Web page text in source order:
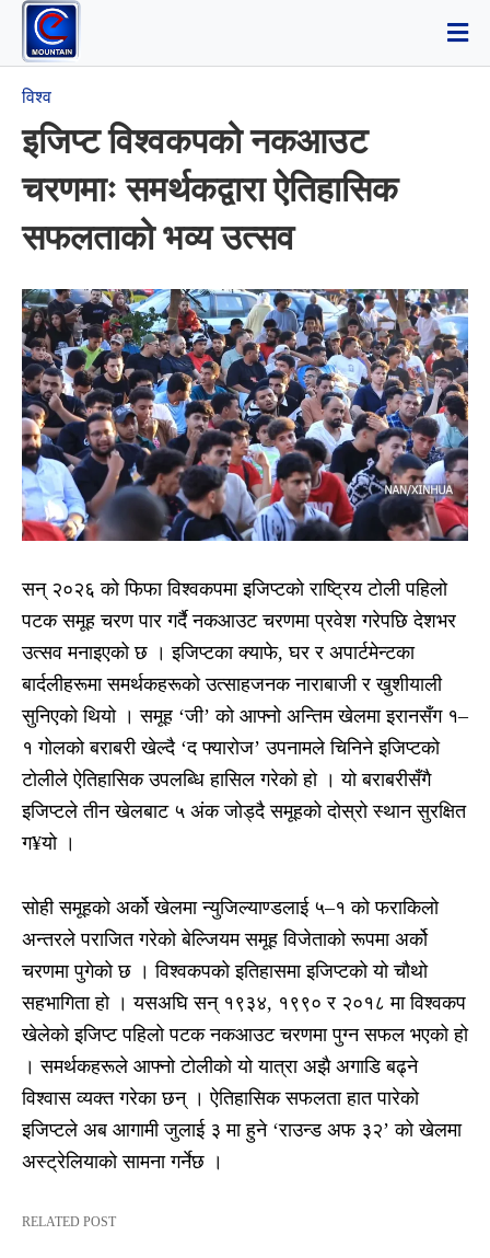
विश्व
इजिप्ट विश्वकपको नकआउट
चरणमाः समर्थकद्वारा ऐतिहासिक
सफलताको भव्य उत्सव
सन् २०२६ को फिफा विश्वकपमा इजिप्टको राष्ट्रिय टोली पहिलो
पटक समूह चरण पार गर्दै नकआउट चरणमा प्रवेश गरेपछि देशभर
उत्सव मनाइएको छ । इजिप्टका क्याफे, घर र अपार्टमेन्टका
बार्दलीहरूमा समर्थकहरूको उत्साहजनक नाराबाजी र खुशीयाली
सुनिएको थियो । समूह ‘जी’ को आफ्नो अन्तिम खेलमा इरानसँग १–
१ गोलको बराबरी खेल्दै ‘द फ्यारोज’ उपनामले चिनिने इजिप्टको
टोलीले ऐतिहासिक उपलब्धि हासिल गरेको हो । यो बराबरीसँगै
इजिप्टले तीन खेलबाट ५ अंक जोड्दै समूहको दोस्रो स्थान सुरक्षित
ग¥यो ।
सोही समूहको अर्को खेलमा न्युजिल्याण्डलाई ५–१ को फराकिलो
अन्तरले पराजित गरेको बेल्जियम समूह विजेताको रूपमा अर्को
चरणमा पुगेको छ । विश्वकपको इतिहासमा इजिप्टको यो चौथो
सहभागिता हो । यसअघि सन् १९३४, १९९० र २०१८ मा विश्वकप
खेलेको इजिप्ट पहिलो पटक नकआउट चरणमा पुग्न सफल भएको हो
। समर्थकहरूले आफ्नो टोलीको यो यात्रा अझै अगाडि बढ्ने
विश्वास व्यक्त गरेका छन् । ऐतिहासिक सफलता हात पारेको
इजिप्टले अब आगामी जुलाई ३ मा हुने ‘राउन्ड अफ ३२’ को खेलमा
अस्ट्रेलियाको सामना गर्नेछ ।
RELATED POST